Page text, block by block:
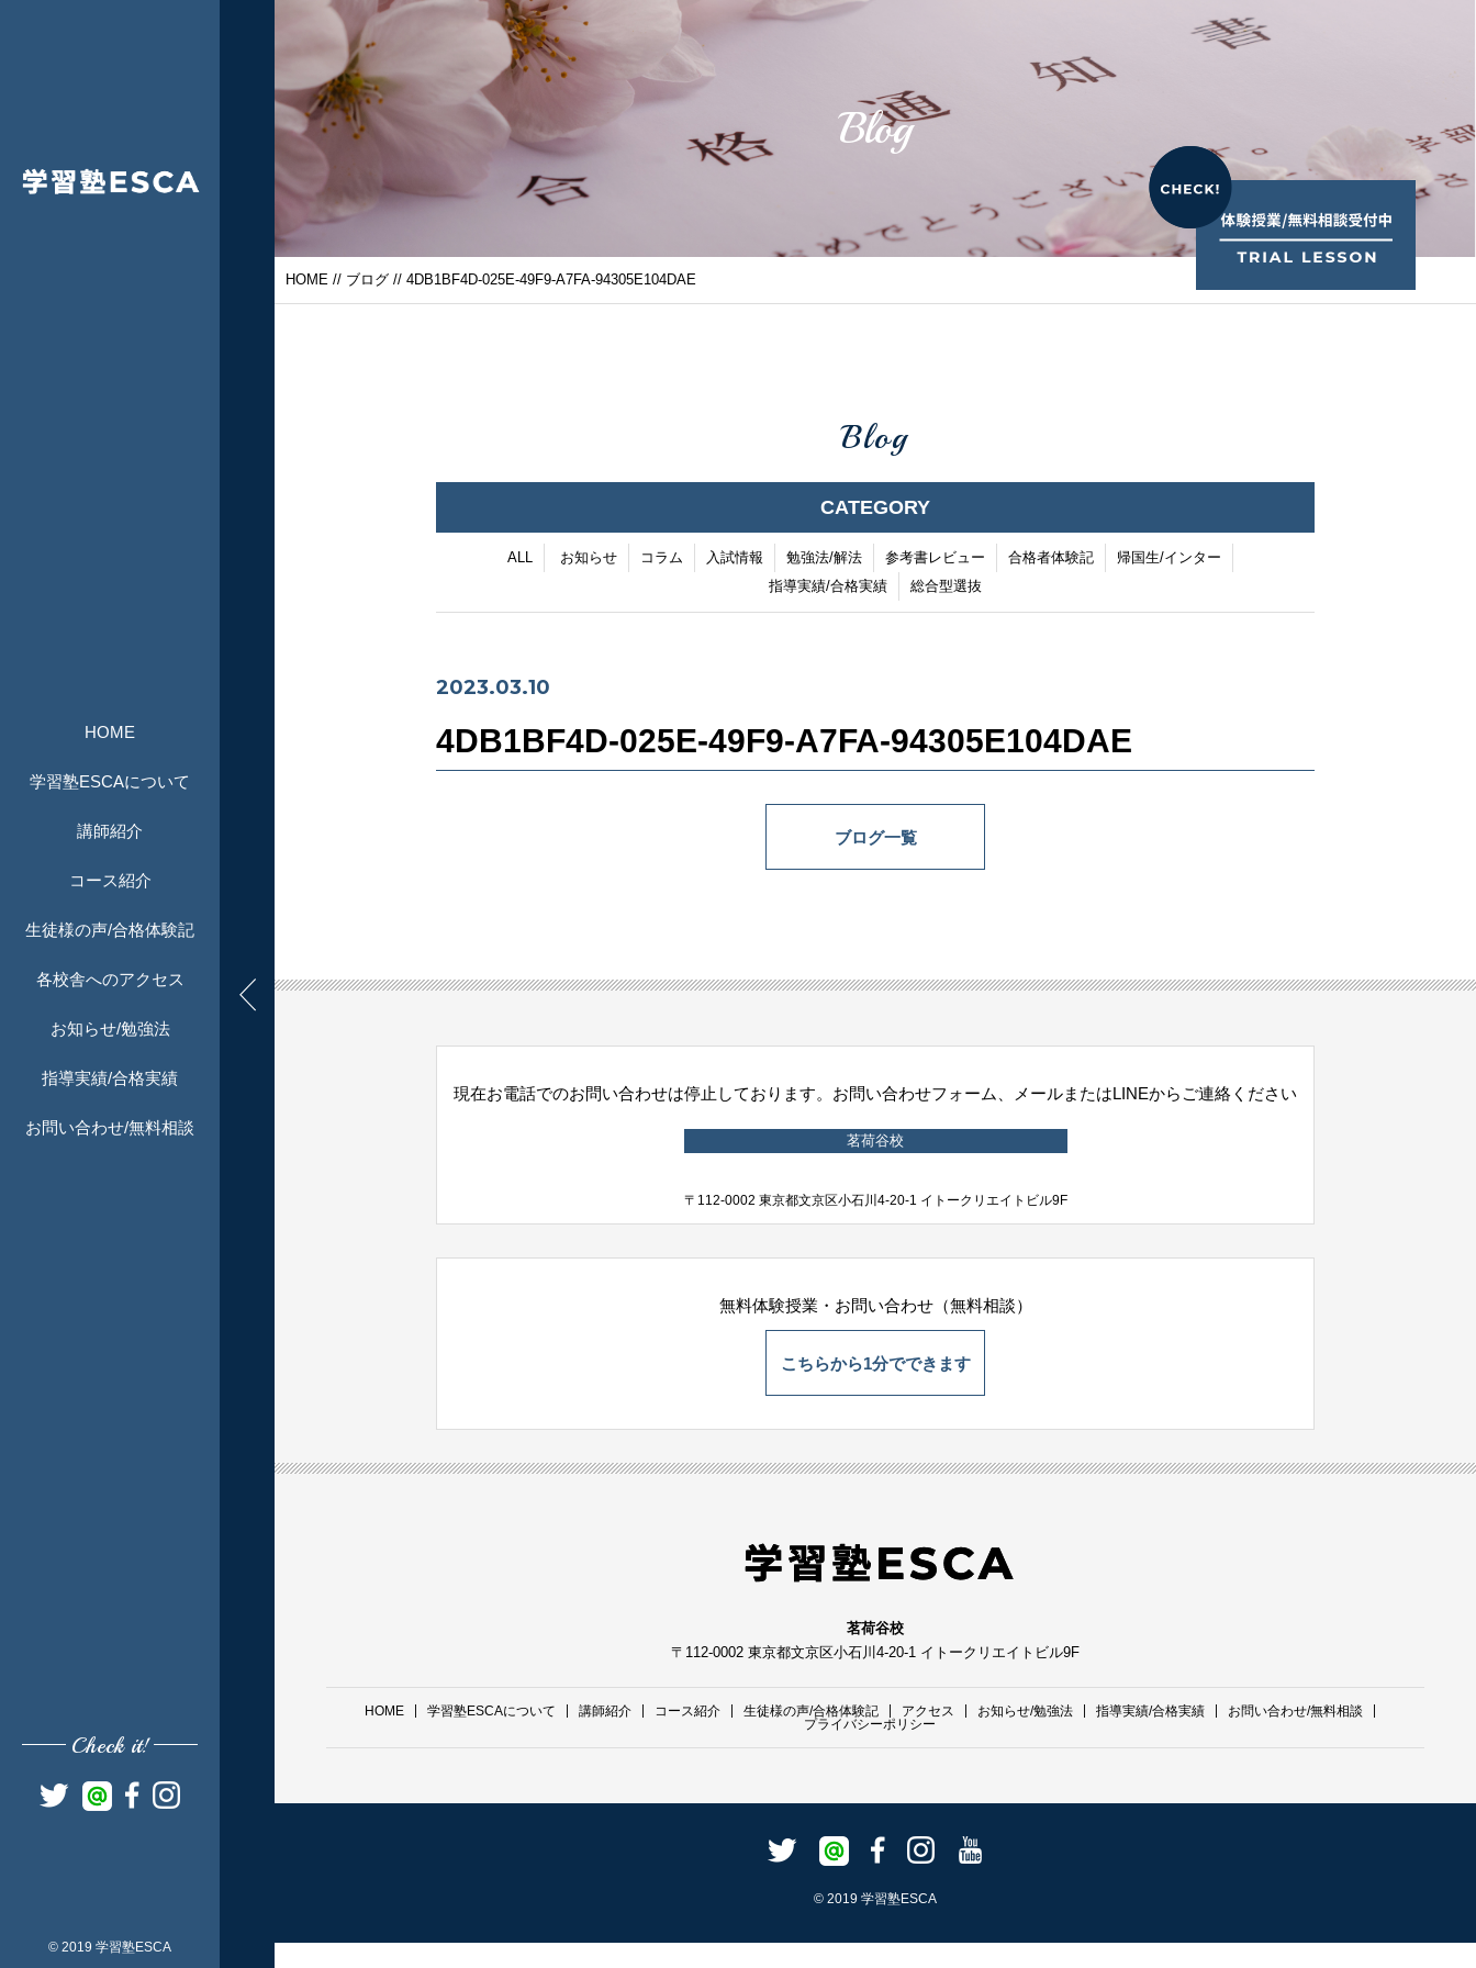
HOME
学習塾ESCAについて
講師紹介
コース紹介
生徒様の声/合格体験記
各校舎へのアクセス
お知らせ/勉強法
指導実績/合格実績
お問い合わせ/無料相談
Check it!
© 2019 学習塾ESCA
Blog
HOME // ブログ // 4DB1BF4D-025E-49F9-A7FA-94305E104DAE
Blog
CATEGORY
ALL お知らせ コラム 入試情報 勉強法/解法 参考書レビュー 合格者体験記
帰国生/インター
指導実績/合格実績
総合型選抜
2023.03.10
4DB1BF4D-025E-49F9-A7FA-94305E104DAE
ブログ一覧
現在お電話でのお問い合わせは停止しております。お問い合わせフォーム、メールまたはLINEからご連絡ください
茗荷谷校
〒112-0002 東京都文京区小石川4-20-1 イトークリエイトビル9F
無料体験授業・お問い合わせ（無料相談）
こちらから1分でできます
茗荷谷校
〒112-0002 東京都文京区小石川4-20-1 イトークリエイトビル9F
HOME 学習塾ESCAについて 講師紹介 コース紹介 生徒様の声/合格体験記 アクセス お知らせ/勉強法 指導実績/合格実績
お問い合わせ/無料相談
プライバシーポリシー
© 2019 学習塾ESCA